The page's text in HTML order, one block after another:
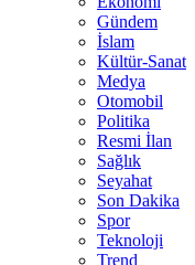
Gündem
İslam
Kültür-Sanat
Medya
Otomobil
Politika
Resmi İlan
Sağlık
Seyahat
Son Dakika
Spor
Teknoloji
Trend